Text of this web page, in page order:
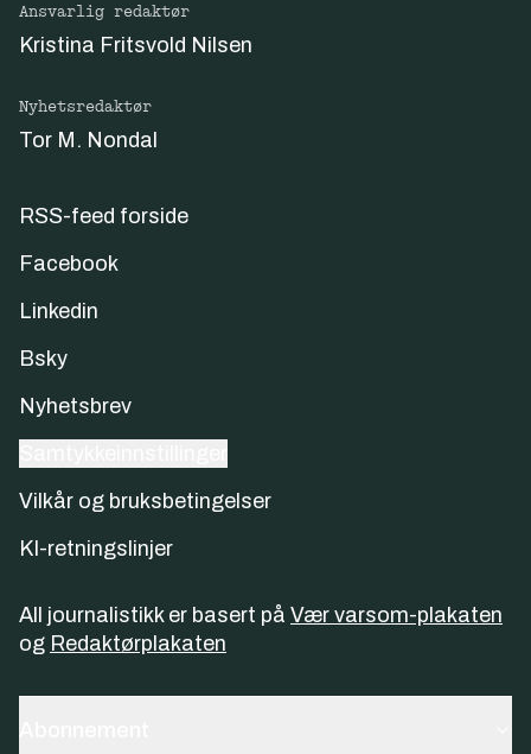
Ansvarlig redaktør
Kristina Fritsvold Nilsen
Nyhetsredaktør
Tor M. Nondal
RSS-feed forside
Facebook
Linkedin
Bsky
Nyhetsbrev
Vilkår og bruksbetingelser
KI-retningslinjer
All journalistikk er basert på Vær varsom-plakaten
og Redaktørplakaten